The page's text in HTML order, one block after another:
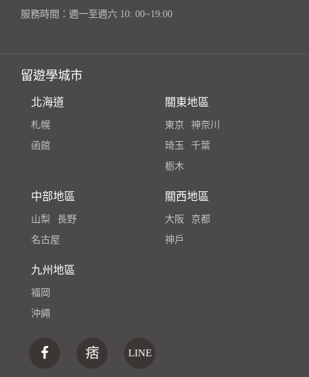
服務時間：週一至週六 10: 00~19:00
留遊學城市
北海道
札幌
函館
關東地區
東京
神奈川
琦玉
千葉
栃木
中部地區
山梨
長野
名古屋
關西地區
大阪
京都
神戶
九州地區
福岡
沖繩
痞 LINE